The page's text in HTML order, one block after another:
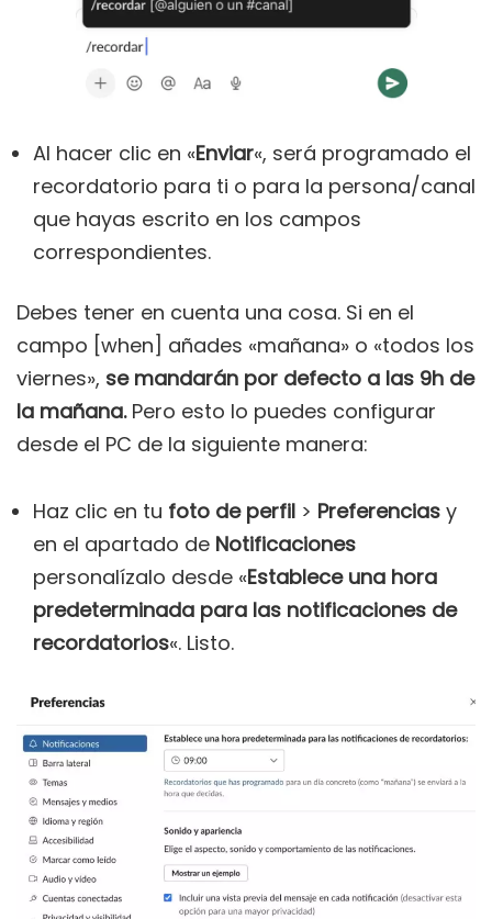
Al hacer clic en «Enviar«, será programado el
recordatorio para ti o para la persona/canal
que hayas escrito en los campos
correspondientes.
Debes tener en cuenta una cosa. Si en el
campo [when] añades «mañana» o «todos los
viernes», se mandarán por defecto a las 9h de
la mañana. Pero esto lo puedes configurar
desde el PC de la siguiente manera:
Haz clic en tu foto de perfil > Preferencias y
en el apartado de Notificaciones
personalízalo desde «Establece una hora
predeterminada para las notificaciones de
recordatorios«. Listo.